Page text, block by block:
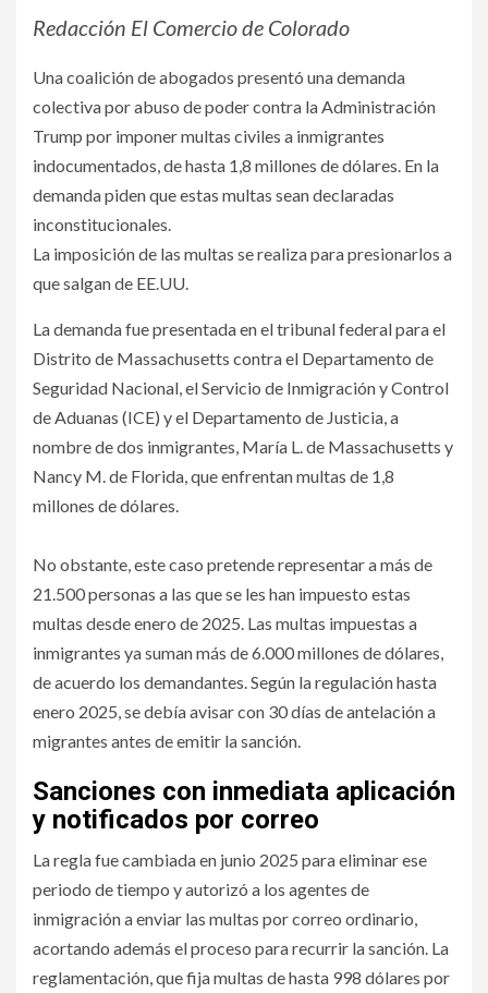
Redacción El Comercio de Colorado
Una coalición de abogados presentó una demanda
colectiva por abuso de poder contra la Administración
Trump por imponer multas civiles a inmigrantes
indocumentados, de hasta 1,8 millones de dólares. En la
demanda piden que estas multas sean declaradas
inconstitucionales.
La imposición de las multas se realiza para presionarlos a
que salgan de EE.UU.
La demanda fue presentada en el tribunal federal para el
Distrito de Massachusetts contra el Departamento de
Seguridad Nacional, el Servicio de Inmigración y Control
de Aduanas (ICE) y el Departamento de Justicia, a
nombre de dos inmigrantes, María L. de Massachusetts y
Nancy M. de Florida, que enfrentan multas de 1,8
millones de dólares.
No obstante, este caso pretende representar a más de
21.500 personas a las que se les han impuesto estas
multas desde enero de 2025. Las multas impuestas a
inmigrantes ya suman más de 6.000 millones de dólares,
de acuerdo los demandantes. Según la regulación hasta
enero 2025, se debía avisar con 30 días de antelación a
migrantes antes de emitir la sanción.
Sanciones con inmediata aplicación
y notificados por correo
La regla fue cambiada en junio 2025 para eliminar ese
periodo de tiempo y autorizó a los agentes de
inmigración a enviar las multas por correo ordinario,
acortando además el proceso para recurrir la sanción. La
reglamentación, que fija multas de hasta 998 dólares por